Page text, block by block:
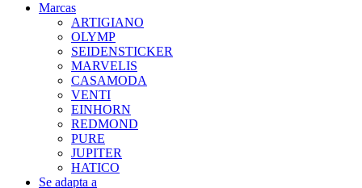
Marcas
ARTIGIANO
OLYMP
SEIDENSTICKER
MARVELIS
CASAMODA
VENTI
EINHORN
REDMOND
PURE
JUPITER
HATICO
Se adapta a